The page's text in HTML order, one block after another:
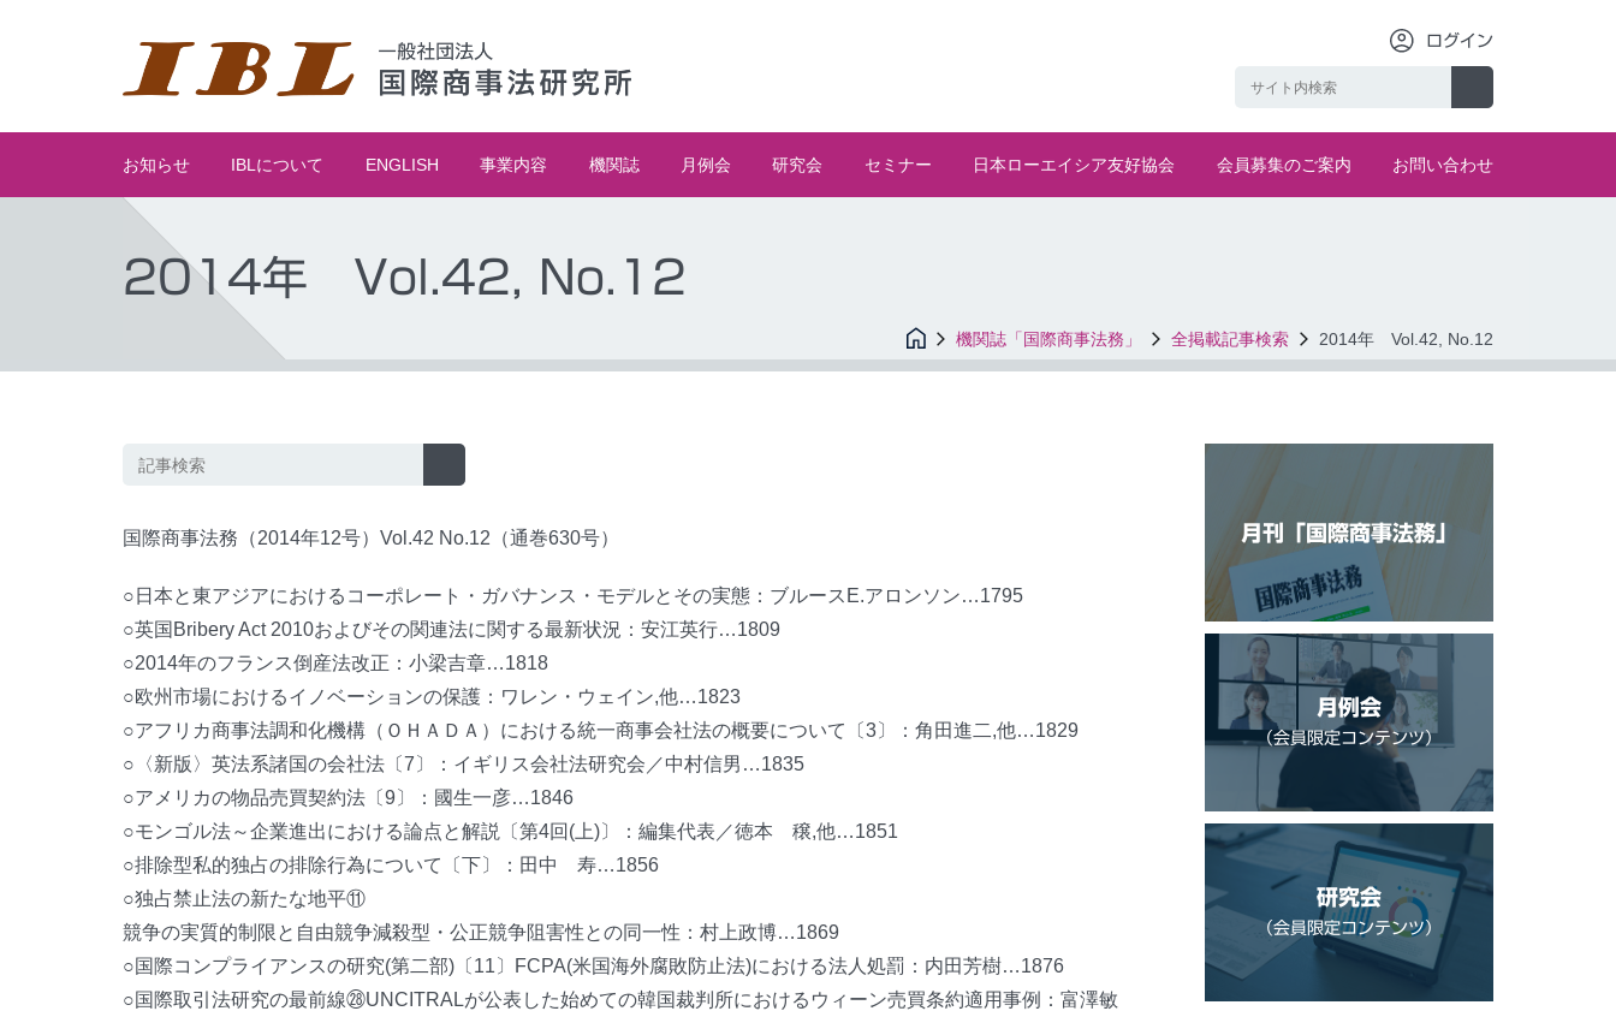
ログイン
お知らせ IBLについて ENGLISH 事業内容 機関誌 月例会 研究会 セミナー 日本ローエイシア友好協会 会員募集のご案内 お問い合わせ
2014年 Vol.42, No.12
機関誌「国際商事法務」 全掲載記事検索 2014年 Vol.42, No.12
国際商事法務（2014年12号）Vol.42 No.12（通巻630号）
○日本と東アジアにおけるコーポレート・ガバナンス・モデルとその実態：ブルースE.アロンソン…1795
○英国Bribery Act 2010およびその関連法に関する最新状況：安江英行…1809
○2014年のフランス倒産法改正：小梁吉章…1818
○欧州市場におけるイノベーションの保護：ワレン・ウェイン,他…1823
○アフリカ商事法調和化機構（ＯＨＡＤＡ）における統一商事会社法の概要について〔3〕：角田進二,他…1829
○〈新版〉英法系諸国の会社法〔7〕：イギリス会社法研究会／中村信男…1835
○アメリカの物品売買契約法〔9〕：國生一彦…1846
○モンゴル法～企業進出における論点と解説〔第4回(上)〕：編集代表／徳本 穣,他…1851
○排除型私的独占の排除行為について〔下〕：田中 寿…1856
○独占禁止法の新たな地平⑪
競争の実質的制限と自由競争減殺型・公正競争阻害性との同一性：村上政博…1869
○国際コンプライアンスの研究(第二部)〔11〕FCPA(米国海外腐敗防止法)における法人処罰：内田芳樹…1876
○国際取引法研究の最前線㉘UNCITRALが公表した始めての韓国裁判所におけるウィーン売買条約適用事例：富澤敏
月刊「国際商事法務」
月例会
（会員限定コンテンツ）
研究会
（会員限定コンテンツ）